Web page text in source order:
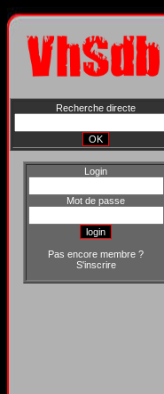
Recherche directe
Login
Mot de passe
Pas encore membre ?
S'inscrire